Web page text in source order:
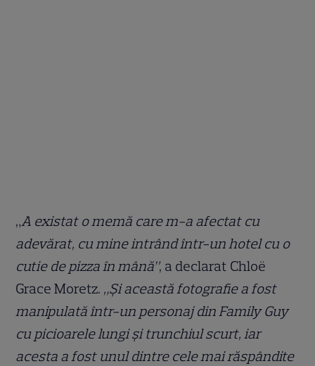
„A existat o memă care m-a afectat cu
adevărat, cu mine intrând într-un hotel cu o
cutie de pizza în mână”, a declarat Chloë
Grace Moretz. „Și această fotografie a fost
manipulată într-un personaj din Family Guy
cu picioarele lungi și trunchiul scurt, iar
acesta a fost unul dintre cele mai răspândite